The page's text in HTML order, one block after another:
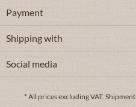
Payment
Shipping with
Social media
* All prices excluding VAT. Shipment